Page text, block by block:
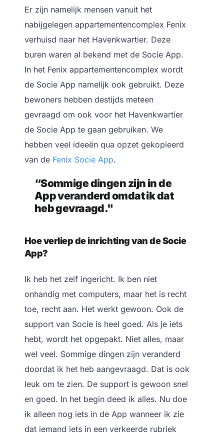
Er zijn namelijk mensen vanuit het
nabijgelegen appartementencomplex Fenix
verhuisd naar het Havenkwartier. Deze
buren waren al bekend met de Socie App.
In het Fenix appartementencomplex wordt
de Socie App namelijk ook gebruikt. Deze
bewoners hebben destijds meteen
gevraagd om ook voor het Havenkwartier
de Socie App te gaan gebruiken. We
hebben veel ideeën qua opzet gekopieerd
van de Fenix Socie App.
“Sommige dingen zijn in de
App veranderd omdat ik dat
heb gevraagd."
Hoe verliep de inrichting van de Socie
App?
Ik heb het zelf ingericht. Ik ben niet
onhandig met computers, maar het is recht
toe, recht aan. Het werkt gewoon. Ook de
support van Socie is heel goed. Als je iets
hebt, wordt het opgepakt. Niet alles, maar
wel veel. Sommige dingen zijn veranderd
doordat ik het heb aangevraagd. Dat is ook
leuk om te zien. De support is gewoon snel
en goed. In het begin deed ik alles. Nu doe
ik alleen nog iets in de App wanneer ik zie
dat iemand iets in een verkeerde rubriek